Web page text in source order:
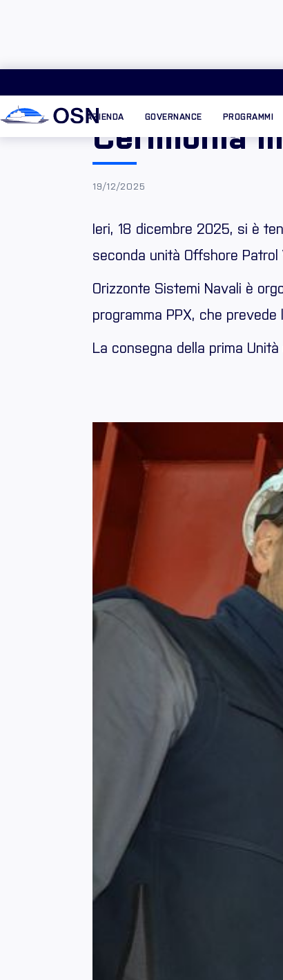
AZIENDA GOVERNANCE PROGRAMMI
Cerimonia
19/12/2025
Ieri, 18 dicembre 2025, si è
seconda unità Offshore Patrol
Orizzonte Sistemi Navali è
programma PPX, che
La consegna della prima